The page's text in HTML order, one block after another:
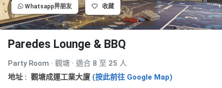
服
務
及
品
分
Whatsapp畀朋友 收藏
Paredes Lounge & BBQ
Party Room · 觀塘 · 適合 8 至 25 人
地址 : 觀塘成運工業大廈 (按此前往 Google Map)